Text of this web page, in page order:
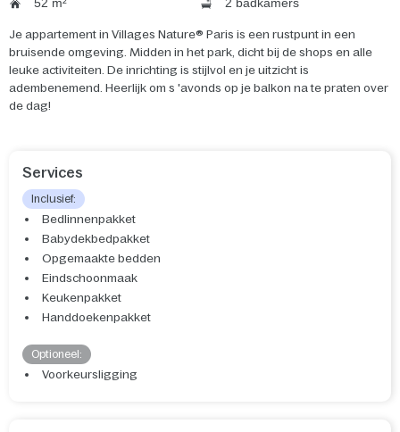
52 m²
2 badkamers
Je appartement in Villages Nature® Paris is een rustpunt in een
bruisende omgeving. Midden in het park, dicht bij de shops en alle
leuke activiteiten. De inrichting is stijlvol en je uitzicht is
adembenemend. Heerlijk om s 'avonds op je balkon na te praten over
de dag!
Services
Inclusief:
Bedlinnenpakket
Babydekbedpakket
Opgemaakte bedden
Eindschoonmaak
Keukenpakket
Handdoekenpakket
Optioneel:
Voorkeursligging